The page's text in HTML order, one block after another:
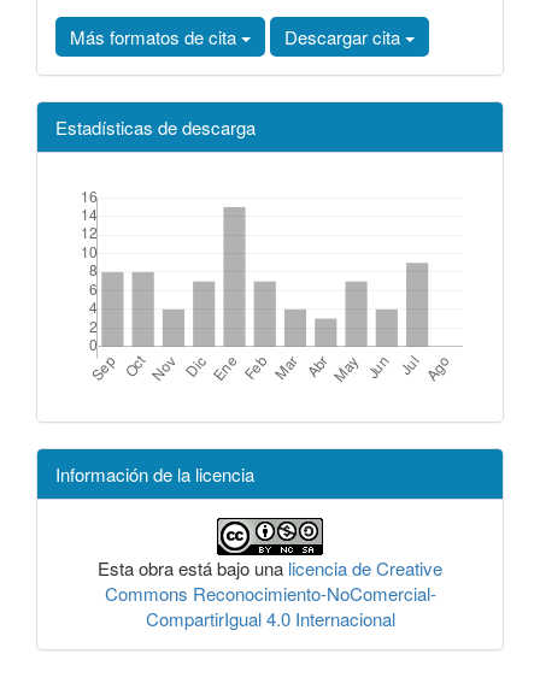
Más formatos de cita
Descargar cita
Estadísticas de descarga
Información de la licencia
Esta obra está bajo una licencia de Creative
Commons Reconocimiento-NoComercial-
CompartirIgual 4.0 Internacional